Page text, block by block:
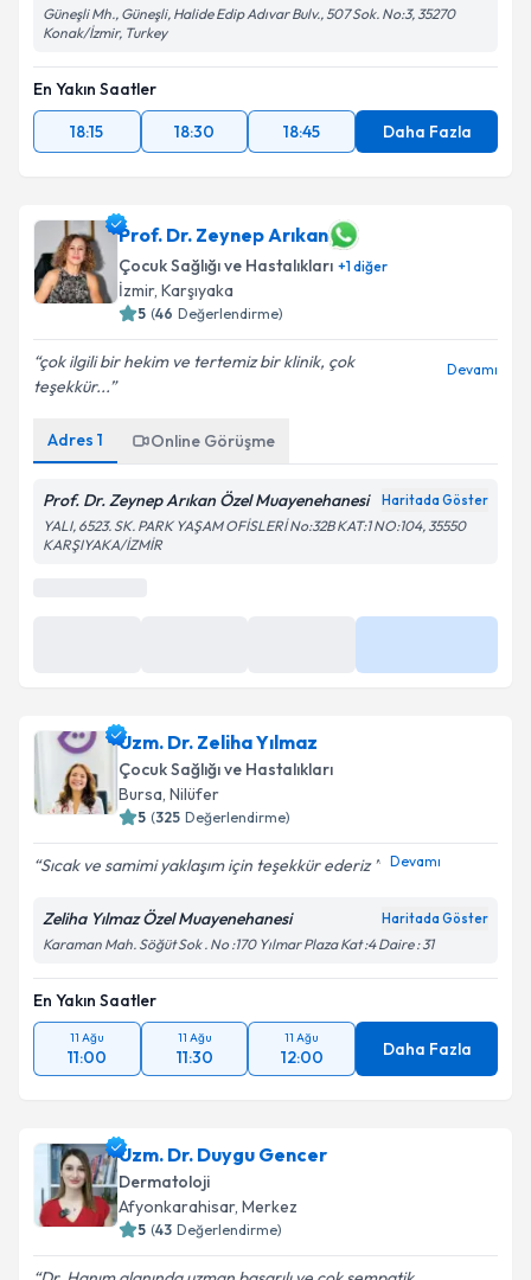
Güneşli Mh., Güneşli, Halide Edip Adıvar Bulv., 507 Sok. No:3, 35270
Konak/İzmir, Turkey
En Yakın Saatler
18:15
18:30 18:45 Daha Fazla
Prof. Dr. Zeynep Arıkan
Çocuk Sağlığı ve Hastalıkları +1diğer
İzmir, Karşıyaka
5 (46 Değerlendirme)
çok ilgili bir hekim ve tertemiz bir klinik, çok
teşekkür...
Devamı
Adres 1 Online Görüşme
Prof. Dr. Zeynep Arıkan Özel Muayenehanesi Haritada Göster
YALI, 6523. SK. PARK YAŞAM OFİSLERİ No:32B KAT:1 NO:104, 35550
KARŞIYAKA/İZMİR
Uzm. Dr. Zeliha Yılmaz
Çocuk Sağlığı ve Hastalıkları
Bursa, Nilüfer
5 (325 Değerlendirme)
Sıcak ve samimi yaklaşım için teşekkür ederiz Devamı
Zeliha Yılmaz Özel Muayenehanesi Haritada Göster
Karaman Mah. Söğüt Sok . No :170 Yılmar Plaza Kat :4 Daire : 31
En Yakın Saatler
11 Ağu
11:00
11 Ağu
11:30
11 Ağu
12:00 Daha Fazla
Uzm. Dr. Duygu Gencer
Dermatoloji
Afyonkarahisar, Merkez
5 (43 Değerlendirme)